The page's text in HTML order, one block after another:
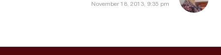
November 18, 2013, 9:35 pm